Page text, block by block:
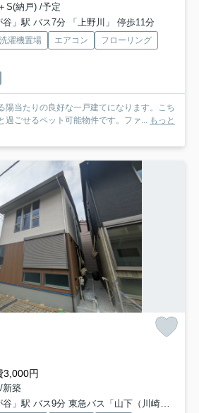
S(納戸) /予定
」駅 バス7分 「上野川」 停歩11分
濯機置場 エアコン
フローリング
陽当たりの良好な一戸建てになります。こち
過ごせるペット可能物件です。ファ... もっと
3,000円
新築
バス9分 東急バス「山下（川崎市）」 停歩6分